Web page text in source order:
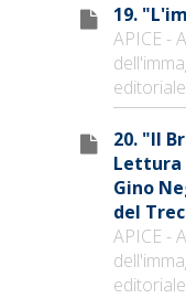
19.
APICE -
editoriale
20. "Il
Lettura
Gino
del
APICE -
editoriale